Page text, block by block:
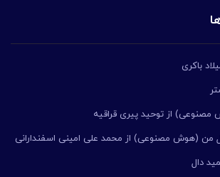
باکری
مصنوعی) از توحید پیری قراقیه
من (هوش مصنوعی) از محمد علی امینی اسفندارانی
دال